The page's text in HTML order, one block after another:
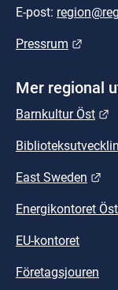
E-post:
Pressrum
Mer regional
Barnkultur Öst
East Sweden
Energikontoret
EU-kontoret
Företagsjouren